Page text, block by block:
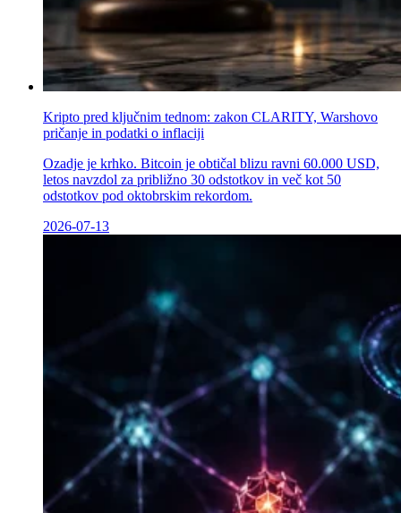
Kripto pred ključnim tednom: zakon CLARITY, Warshovo
pričanje in podatki o inflaciji
Ozadje je krhko. Bitcoin je obtičal blizu ravni 60.000 USD,
letos navzdol za približno 30 odstotkov in več kot 50
odstotkov pod oktobrskim rekordom.
2026-07-13